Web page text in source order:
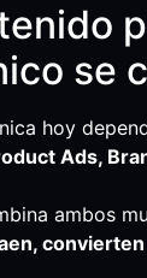
se
hoy
Ads,
ambos